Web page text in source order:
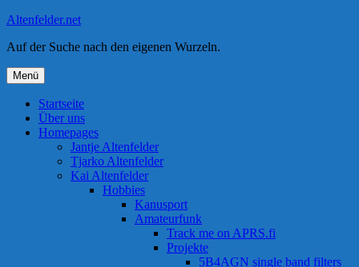
Zum
springen
Altenfelder.net
Auf der Suche nach den eigenen Wurzeln.
Menü
Startseite
Über uns
Homepages
Jantje Altenfelder
Tjarko Altenfelder
Kai Altenfelder
Hobbies
Kanusport
Amateurfunk
Track me on APRS.fi
Projekte
5B4AGN single band filters